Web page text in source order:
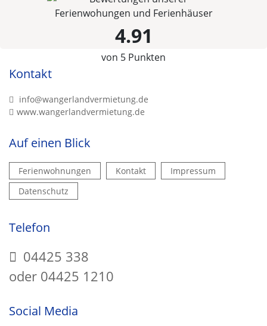
4.91
von 5 Punkten
Kontakt
info@wangerlandvermietung.de
www.wangerlandvermietung.de
Auf einen Blick
Ferienwohnungen Kontakt
Impressum
Datenschutz
Telefon
04425 338
oder 04425 1210
Social Media